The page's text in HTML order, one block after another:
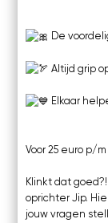
De
Altijd grip
Elkaar
Voor 25 euro p/
Klinkt dat
oprichter Jip.
jouw vragen